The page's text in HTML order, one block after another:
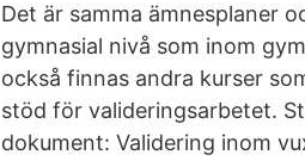
Det är samma ämnesplaner
gymnasial nivå som inom
också finnas andra kurser
stöd för valideringsarbetet.
dokument: Validering inom